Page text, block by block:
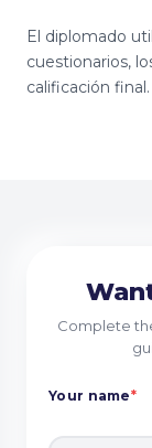
El diplomado
cuestionarios,
calificación final.
Complete
Your name*